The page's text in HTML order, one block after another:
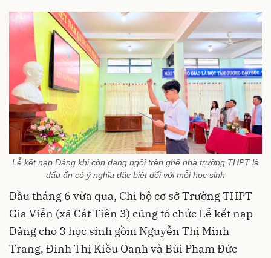
Lễ kết nạp Đảng khi còn đang ngồi trên ghế nhà trường THPT là
dấu ấn có ý nghĩa đặc biệt đối với mỗi học sinh
Đầu tháng 6 vừa qua, Chi bộ cơ sở Trường THPT
Gia Viễn (xã Cát Tiên 3) cũng tổ chức Lễ kết nạp
Đảng cho 3 học sinh gồm Nguyễn Thị Minh
Trang, Đinh Thị Kiều Oanh và Bùi Phạm Đức